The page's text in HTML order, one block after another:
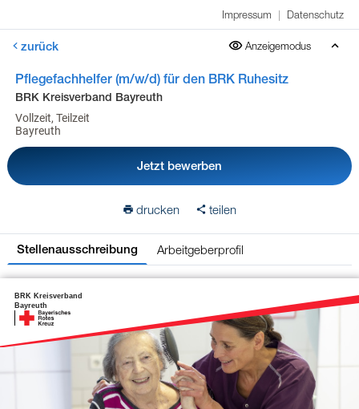
Impressum | Datenschutz
zurück Anzeigemodus
Pflegefachhelfer (m/w/d) für den BRK Ruhesitz
BRK Kreisverband Bayreuth
Vollzeit, Teilzeit
Bayreuth
Jetzt bewerben
drucken teilen
Stellenausschreibung Arbeitgeberprofil